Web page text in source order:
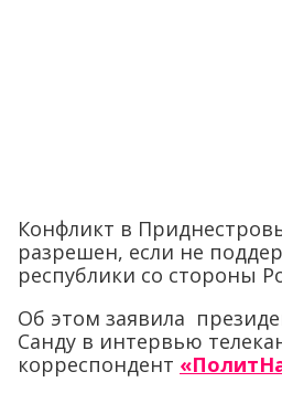
Конфликт в
разрешен, если не
республики со стороны
Об этом заявила
Санду в интервью
корреспондент